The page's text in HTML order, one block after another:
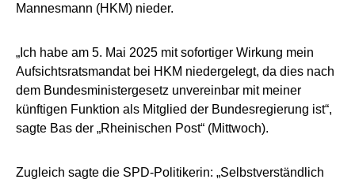
Mannesmann (HKM) nieder.
„Ich habe am 5. Mai 2025 mit sofortiger Wirkung mein
Aufsichtsratsmandat bei HKM niedergelegt, da dies nach
dem Bundesministergesetz unvereinbar mit meiner
künftigen Funktion als Mitglied der Bundesregierung ist“,
sagte Bas der „Rheinischen Post“ (Mittwoch).
Zugleich sagte die SPD-Politikerin: „Selbstverständlich